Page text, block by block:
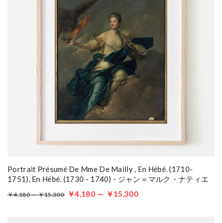
Portrait Présumé De Mme De Mailly , En Hébé. (1710-
1751), En Hébé. (1730 - 1740) - ジャン＝マルク・ナティエ
￥4,180 ～ ￥15,300 ￥4,180 ～ ￥15,300